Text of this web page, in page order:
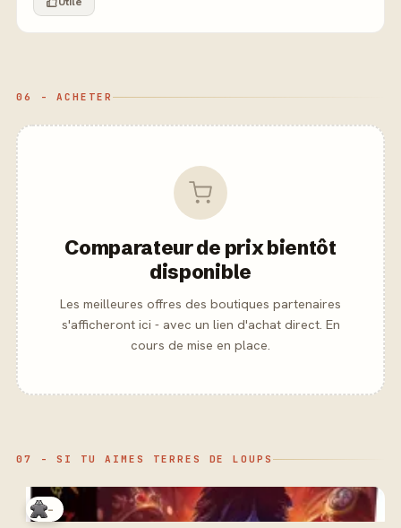
06 - ACHETER
Comparateur de prix bientôt
disponible
Les meilleures offres des boutiques partenaires
s'afficheront ici - avec un lien d'achat direct. En
cours de mise en place.
07 - SI TU AIMES TERRES DE LOUPS
-